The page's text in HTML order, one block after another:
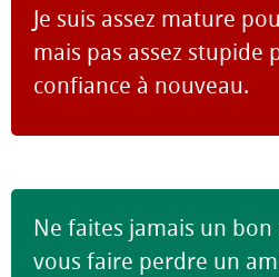
Je suis assez mature
mais pas assez stupide
confiance à nouveau.
Ne faites jamais un
vous faire perdre un